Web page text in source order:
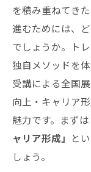
を積み重ねてき
進むためには、
でしょうか。ト
独自メソッドを
受講による全国
向上・キャリア
魅力です。まずは
ャリア形成」 と
しょう。